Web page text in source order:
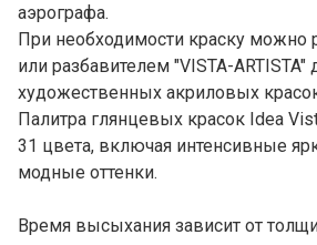
аэрографа.
При необходимости краску можно
или разбавителем "VISTA-ARTISTA"
художественных акриловых
Палитра глянцевых красок Idea
31 цвета, включая интенсивные
модные оттенки.
Время высыхания зависит от